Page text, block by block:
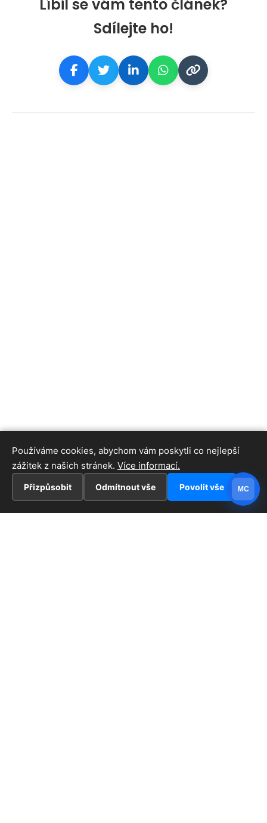
Líbil se vám tento článek?
Sdílejte ho!
Používáme cookies, abychom vám poskytli co nejlepší
zážitek z našich stránek. Více informací.
Přizpůsobit Odmítnout vše Povolit vše MC